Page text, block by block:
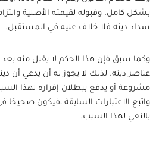
بشكل كامل. وقبوله لقيمته الأصلية
سداد دينه فلا خلاف عليه في المستقبل.
وكما سبق فإن هذا الحكم لا يقبل منه
عناصر دينه. لذلك لا يجوز له أن يدعي أن
مشروعة أو يدفع ببطلان إقراره لهذا
واتبع الاعتبارات السابقة ،فيكون صحيحًا
بالنعي لهذا السبب.